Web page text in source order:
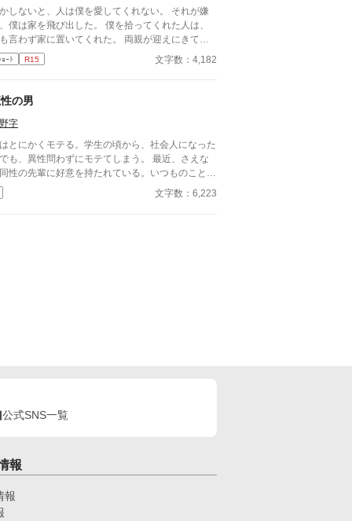
悪いと遠ざけることもせずに、親友のままでいて
た彼に俺は感謝して、同じ大学に進学して、大学
に彼と一緒にゲームを作成する会社を起業した。
VRMMOが世界的に大
ろ恋愛したい」 親友のその言葉に、俺は、
の片想いを終わらせる覚悟をした。 不憫な拗
しないと、人は僕を愛してくれない。 それが嫌
僕は家を飛び出した。 僕を拾ってくれた人は、
言わず家に置いてくれた。 両親が迎えにきて、
なく家に帰った。 それから十数年後、僕は彼と
した。
ｮｰﾄ R15 文字数：4,182
の男
字
とにかくモテる。学生の頃から、社会人になった
も、異性問わずにモテてしまう。 最近、さえな
性の先輩に好意を持たれている。いつものことだ
。いい人だから、傷つけたくはないな。 そう、
ていた。
文字数：6,223
公式SNS一覧
報
報